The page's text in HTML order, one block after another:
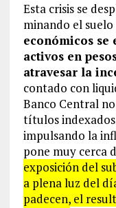
Esta crisis se
minando el
económicos se
activos en
atravesar la
contado con
Banco Central
títulos
impulsando la
pone muy cerca
exposición del
a plena luz del
padecen, el